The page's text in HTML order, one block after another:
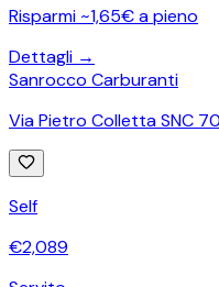
Risparmi ~1,65€ a pieno
Dettagli →
Sanrocco Carburanti
Via Pietro Colletta SNC
Self
€2,089